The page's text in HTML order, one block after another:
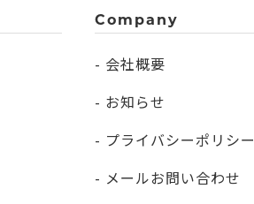
Company
- 会社概要
- お知らせ
- プライバシーポリシー
- メールお問い合わせ